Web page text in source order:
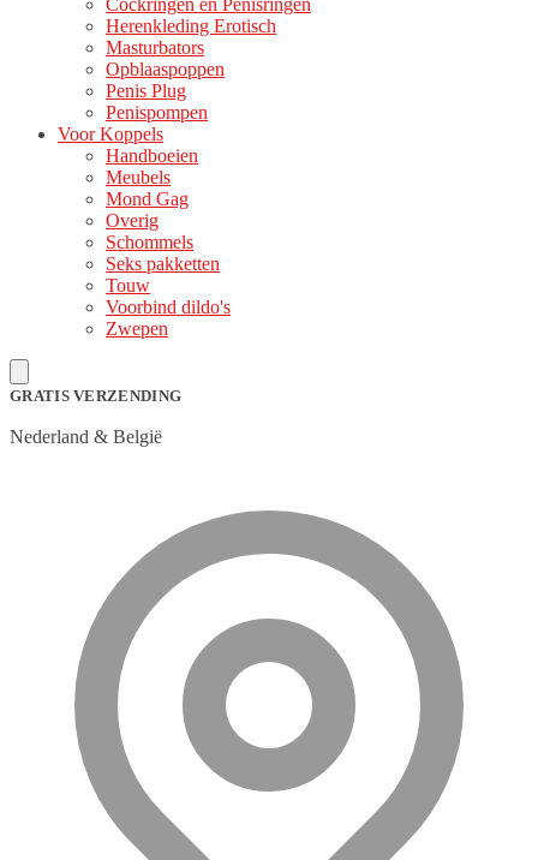
Herenkleding Erotisch
Masturbators
Opblaaspoppen
Penis Plug
Penispompen
Voor Koppels
Handboeien
Meubels
Mond Gag
Overig
Schommels
Seks pakketten
Touw
Voorbind dildo's
Zwepen
GRATIS VERZENDING
Nederland & België